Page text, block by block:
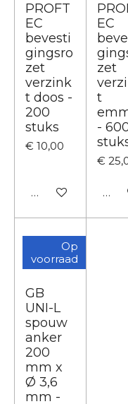
PROFT
EC
bevesti
gingsro
zet
verzink
t doos -
200
stuks
€ 10,00
In winkelwagen
EC
zet
t
-
€
In
Op
voorraad
GB
UNI-L
spouw
anker
200
mm x
Ø 3,6
mm -